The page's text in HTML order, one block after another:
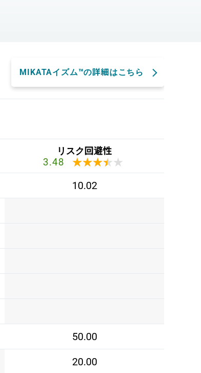
MIKATAイズム™の詳細はこちら
リスク回避性
3.48 ★★★★★
★★★★★
10.02
50.00
20.00